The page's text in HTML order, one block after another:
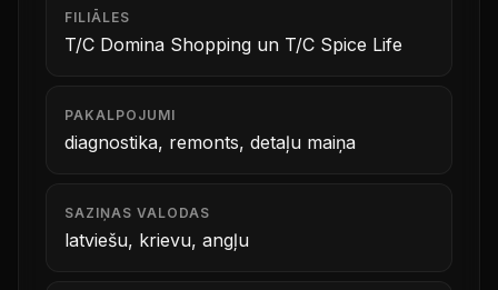
FILIĀLES
T/C Domina Shopping un T/C Spice Life
PAKALPOJUMI
diagnostika, remonts, detaļu maiņa
SAZIŅAS VALODAS
latviešu, krievu, angļu